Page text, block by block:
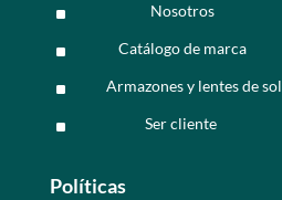
^ Nosotros
^ Catálogo de marca
^ Armazones y lentes de sol
^ Ser cliente
Políticas